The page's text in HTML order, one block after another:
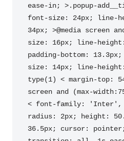
ease-in; >.popup-
font-size: 24px; line-
34px; >@media screen
size: 16px; line-height:
padding-bottom:
size: 14px; line-height:
type(1) < margin-top:
screen and (max-
< font-family: 'Inter',
radius: 2px; height:
36.5px; cursor: